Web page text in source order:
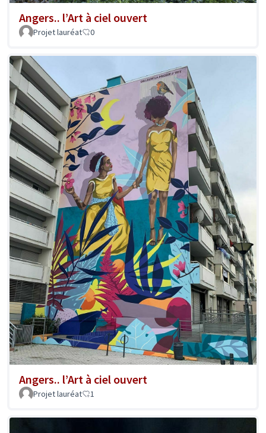
Angers.. l’Art à ciel ouvert
Projet lauréat 0
Angers.. l’Art à ciel ouvert
Projet lauréat 1